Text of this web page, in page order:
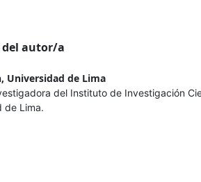
autor/a
Universidad de Lima
del Instituto de Investigación
de Lima.